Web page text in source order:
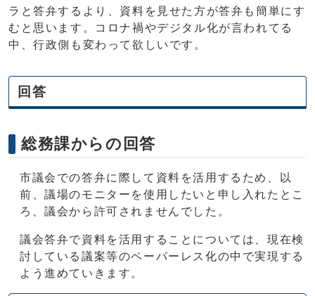
ラと答弁するより、資料を見せた方が答弁も簡単にす
むと思います。コロナ禍やデジタル化が言われてる
中、行政側も変わって欲しいです。
回答
総務課からの回答
市議会での答弁に際して資料を活用するため、以
前、議場のモニターを使用したいと申し入れたとこ
ろ、議会から許可されませんでした。
議会答弁で資料を活用することについては、現在検
討している議案等のペーパーレス化の中で実現する
よう進めていきます。